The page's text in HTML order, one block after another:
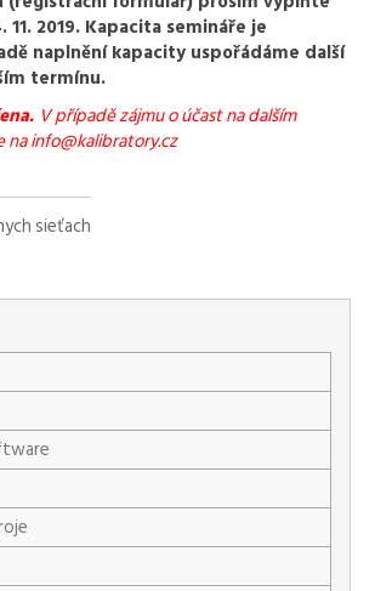
2019. Kapacita semináře je
naplnění kapacity uspořádáme další
termínu.
V případě zájmu o účast na dalším
na info@kalibratory.cz
sieťach